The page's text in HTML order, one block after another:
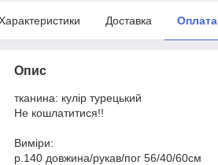
Доставка Оплата
Опис
тканина: кулір турецький
Не кошлатитися!!
Виміри:
р.140 довжина/рукав/пог 56/40/60см